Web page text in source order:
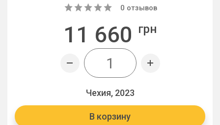
0 отзывов
11 660 грн
Чехия, 2023
В корзину